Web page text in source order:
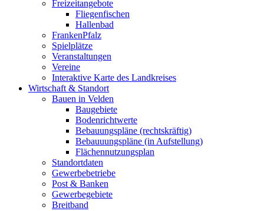
Freizeitangebote
Fliegenfischen
Hallenbad
FrankenPfalz
Spielplätze
Veranstaltungen
Vereine
Interaktive Karte des Landkreises
Wirtschaft & Standort
Bauen in Velden
Baugebiete
Bodenrichtwerte
Bebauungspläne (rechtskräftig)
Bebauuungspläne (in Aufstellung)
Flächennutzungsplan
Standortdaten
Gewerbebetriebe
Post & Banken
Gewerbegebiete
Breitband